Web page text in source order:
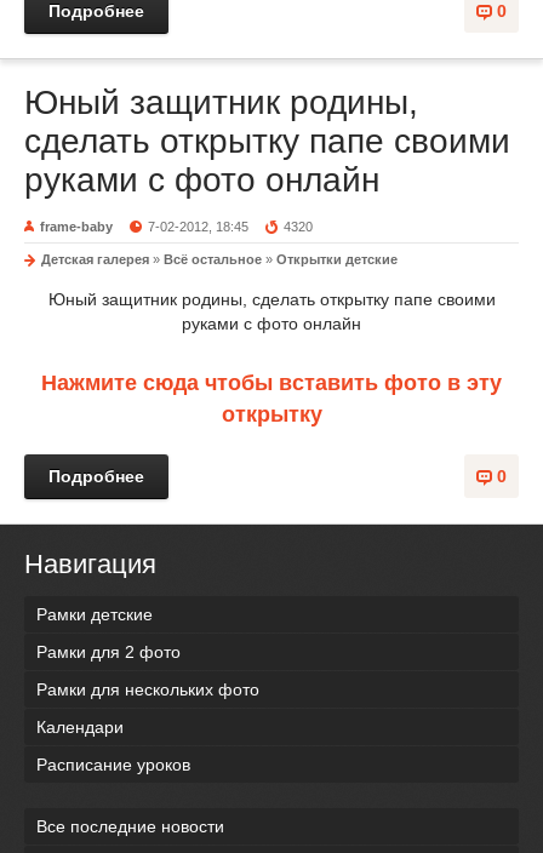
0
Подробнее
Юный защитник родины,
сделать открытку папе своими
руками с фото онлайн
frame-baby 7-02-2012, 18:45 4320
Детская галерея » Всё остальное » Открытки детские
Юный защитник родины, сделать открытку папе своими
руками с фото онлайн
Нажмите сюда чтобы вставить фото в эту
открытку
0
Подробнее
Навигация
Рамки детские
Рамки для 2 фото
Рамки для нескольких фото
Календари
Расписание уроков
Все последние новости